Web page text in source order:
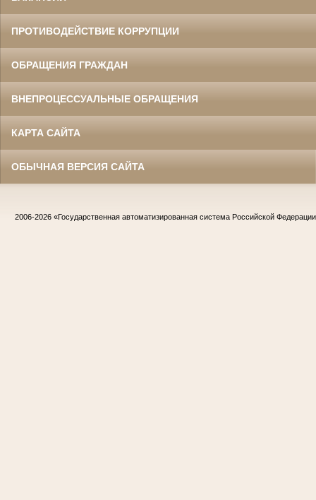
ПРОТИВОДЕЙСТВИЕ КОРРУПЦИИ
ОБРАЩЕНИЯ ГРАЖДАН
ВНЕПРОЦЕССУАЛЬНЫЕ ОБРАЩЕНИЯ
КАРТА САЙТА
ОБЫЧНАЯ ВЕРСИЯ САЙТА
2006-2026 «Государственная автоматизированная система Российской